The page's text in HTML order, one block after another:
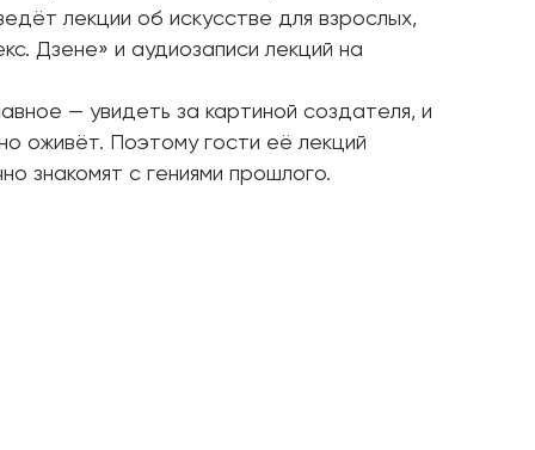
лекции об искусстве для взрослых,
Дзене» и аудиозаписи лекций на
— увидеть за картиной создателя, и
оживёт. Поэтому гости её лекций
знакомят с гениями прошлого.